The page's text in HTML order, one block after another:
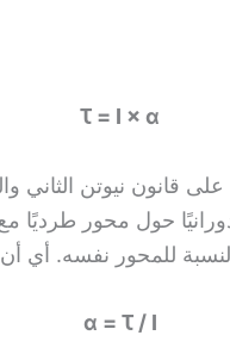
Ꚍ = I × α
على قانون نيوتن الثاني
حول محور طرديًا
للمحور نفسه. أي
α = Ꚍ / I